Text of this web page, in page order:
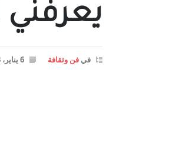
يعرفني
في فن وثقافة 6 يناير، 2013